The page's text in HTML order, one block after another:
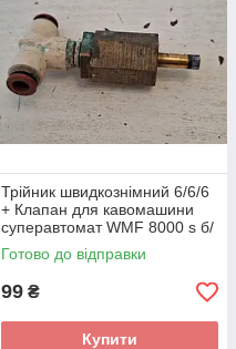
Трійник швидкознімний 6/6/6
+ Клапан для кавомашини
суперавтомат WMF 8000 s б/
у 1 шт.
Готово до відправки
99 ₴
Купити